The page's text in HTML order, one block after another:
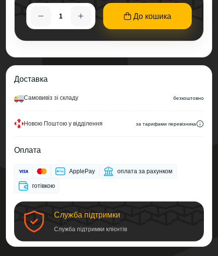
До кошика
Доставка
Самовивіз зі складу безкоштовно
Новою Поштою у відділення за тарифами перевізника
Оплата
ApplePay оплата за рахунком
готівкою
Служба підтримки
Служба підтримки клієнтів